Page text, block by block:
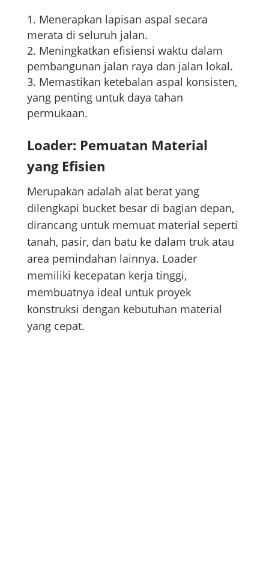
Menerapkan lapisan aspal secara
merata di seluruh jalan.
Meningkatkan efisiensi waktu dalam
pembangunan jalan raya dan jalan lokal.
Memastikan ketebalan aspal konsisten,
yang penting untuk daya tahan
permukaan.
Loader: Pemuatan Material
yang Efisien
Merupakan adalah alat berat yang
dilengkapi bucket besar di bagian depan,
dirancang untuk memuat material seperti
tanah, pasir, dan batu ke dalam truk atau
area pemindahan lainnya. Loader
memiliki kecepatan kerja tinggi,
membuatnya ideal untuk proyek
konstruksi dengan kebutuhan material
yang cepat.